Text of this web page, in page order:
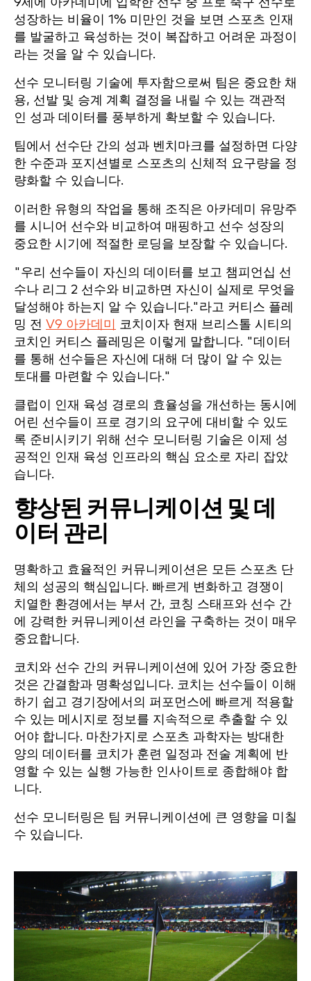
성장하는 비율이 1% 미만인 것을 보면 스포츠 인재
를 발굴하고 육성하는 것이 복잡하고 어려운 과정이
라는 것을 알 수 있습니다.
선수 모니터링 기술에 투자함으로써 팀은 중요한 채
용, 선발 및 승계 계획 결정을 내릴 수 있는 객관적
인 성과 데이터를 풍부하게 확보할 수 있습니다.
팀에서 선수단 간의 성과 벤치마크를 설정하면 다양
한 수준과 포지션별로 스포츠의 신체적 요구량을 정
량화할 수 있습니다.
이러한 유형의 작업을 통해 조직은 아카데미 유망주
를 시니어 선수와 비교하여 매핑하고 선수 성장의
중요한 시기에 적절한 로딩을 보장할 수 있습니다.
"우리 선수들이 자신의 데이터를 보고 챔피언십 선
수나 리그 2 선수와 비교하면 자신이 실제로 무엇을
달성해야 하는지 알 수 있습니다."라고 커티스 플레
밍 전 V9 아카데미
코치이자 현재 브리스톨 시티의
코치인 커티스 플레밍은 이렇게 말합니다. "데이터
를 통해 선수들은 자신에 대해 더 많이 알 수 있는
토대를 마련할 수 있습니다."
클럽이 인재 육성 경로의 효율성을 개선하는 동시에
어린 선수들이 프로 경기의 요구에 대비할 수 있도
록 준비시키기 위해 선수 모니터링 기술은 이제 성
공적인 인재 육성 인프라의 핵심 요소로 자리 잡았
습니다.
향상된 커뮤니케이션 및 데
이터 관리
명확하고 효율적인 커뮤니케이션은 모든 스포츠 단
체의 성공의 핵심입니다. 빠르게 변화하고 경쟁이
치열한 환경에서는 부서 간, 코칭 스태프와 선수 간
에 강력한 커뮤니케이션 라인을 구축하는 것이 매우
중요합니다.
코치와 선수 간의 커뮤니케이션에 있어 가장 중요한
것은 간결함과 명확성입니다. 코치는 선수들이 이해
하기 쉽고 경기장에서의 퍼포먼스에 빠르게 적용할
수 있는 메시지로 정보를 지속적으로 추출할 수 있
어야 합니다. 마찬가지로 스포츠 과학자는 방대한
양의 데이터를 코치가 훈련 일정과 전술 계획에 반
영할 수 있는 실행 가능한 인사이트로 종합해야 합
니다.
선수 모니터링은 팀 커뮤니케이션에 큰 영향을 미칠
수 있습니다.